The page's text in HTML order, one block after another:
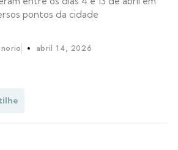
pontos da cidade
abril 14, 2026